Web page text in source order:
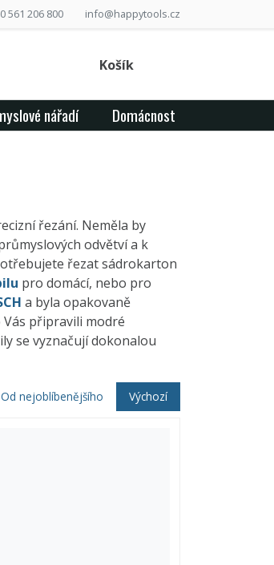
561 206 800 info@happytools.cz
Košík
nářadí Domácnost
řezání. Neměla by
odvětví a k
řezat sádrokarton
pro domácí, nebo pro
a byla opakovaně
připravili modré
se vyznačují dokonalou
Od nejoblíbenějšího Výchozí